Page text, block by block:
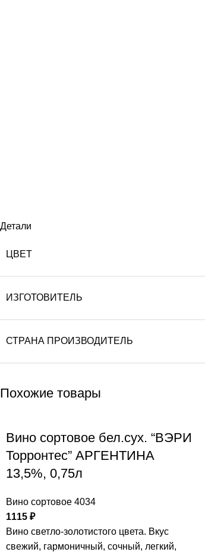
Детали
ЦВЕТ
ИЗГОТОВИТЕЛЬ
СТРАНА ПРОИЗВОДИТЕЛЬ
Похожие товары
Вино сортовое бел.сух. “ВЭРИ
Торронтес” АРГЕНТИНА
13,5%, 0,75л
Вино сортовое 4034
1115 ₽
Вино светло-золотистого цвета. Вкус
свежий, гармоничный, сочный, легкий,